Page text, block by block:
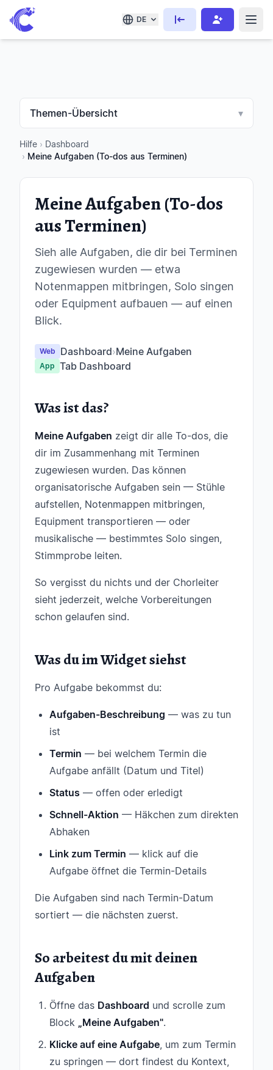
DE
Themen-Übersicht ▾
Hilfe › Dashboard
› Meine Aufgaben (To-dos aus Terminen)
Meine Aufgaben (To-dos
aus Terminen)
Sieh alle Aufgaben, die dir bei Terminen
zugewiesen wurden — etwa
Notenmappen mitbringen, Solo singen
oder Equipment aufbauen — auf einen
Blick.
Web Dashboard›Meine Aufgaben
App Tab Dashboard
Was ist das?
Meine Aufgaben zeigt dir alle To-dos, die
dir im Zusammenhang mit Terminen
zugewiesen wurden. Das können
organisatorische Aufgaben sein — Stühle
aufstellen, Notenmappen mitbringen,
Equipment transportieren — oder
musikalische — bestimmtes Solo singen,
Stimmprobe leiten.
So vergisst du nichts und der Chorleiter
sieht jederzeit, welche Vorbereitungen
schon gelaufen sind.
Was du im Widget siehst
Pro Aufgabe bekommst du:
Aufgaben-Beschreibung — was zu tun
ist
Termin — bei welchem Termin die
Aufgabe anfällt (Datum und Titel)
Status — offen oder erledigt
Schnell-Aktion — Häkchen zum direkten
Abhaken
Link zum Termin — klick auf die
Aufgabe öffnet die Termin-Details
Die Aufgaben sind nach Termin-Datum
sortiert — die nächsten zuerst.
So arbeitest du mit deinen
Aufgaben
Öffne das Dashboard und scrolle zum
Block „Meine Aufgaben".
Klicke auf eine Aufgabe, um zum Termin
zu springen — dort findest du Kontext,